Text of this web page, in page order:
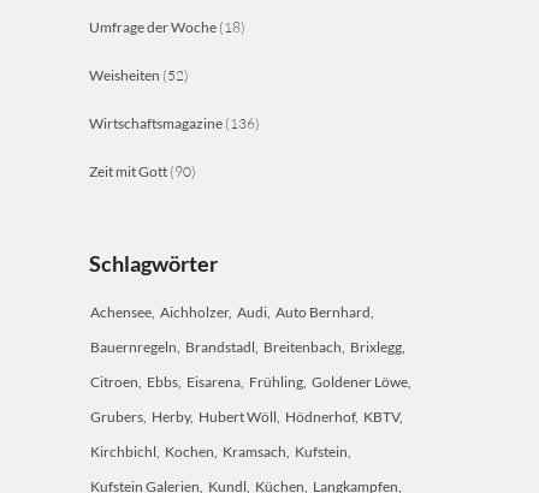
Umfrage der Woche (18)
Weisheiten (52)
Wirtschaftsmagazine (136)
Zeit mit Gott (90)
Schlagwörter
Achensee Aichholzer Audi Auto Bernhard
Bauernregeln Brandstadl Breitenbach Brixlegg
Citroen Ebbs Eisarena Frühling Goldener Löwe
Grubers Herby Hubert Wöll Hödnerhof KBTV
Kirchbichl Kochen Kramsach Kufstein
Kufstein Galerien Kundl Küchen Langkampfen